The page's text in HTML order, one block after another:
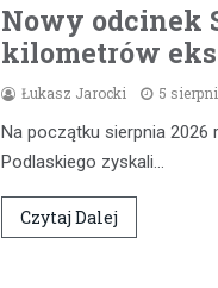
Nowy odcinek
kilometrów
Łukasz Jarocki 5
Na początku sierpnia 2026
Podlaskiego zyskali…
Czytaj Dalej